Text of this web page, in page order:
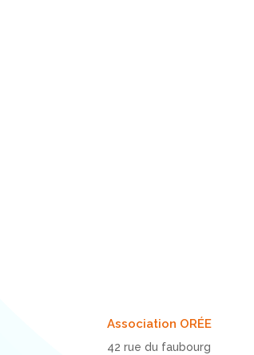
Association ORÉE
42 rue du faubourg